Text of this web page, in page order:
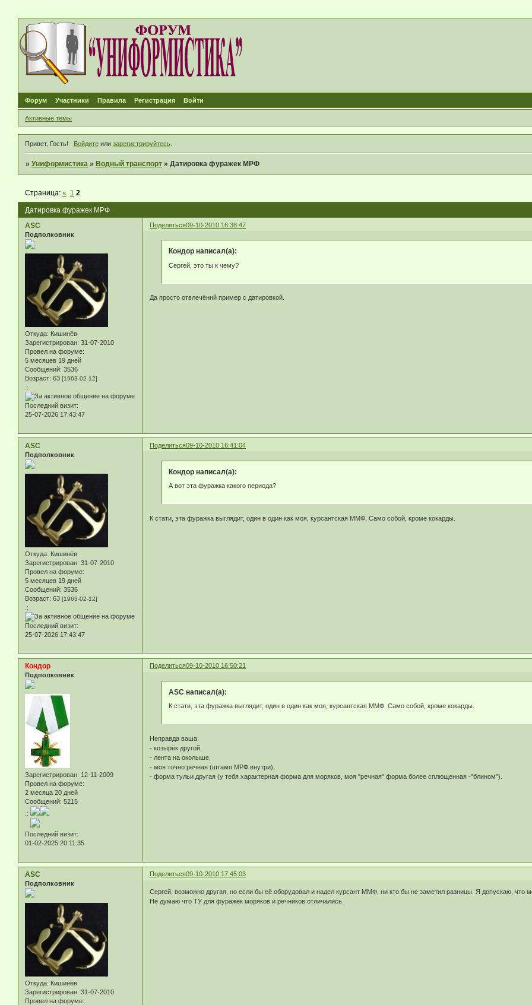
Форум Участники Правила Регистрация Войти
Активные темы
Привет, Гость! Войдитеили зарегистрируйтесь.
»Униформистика » Водный транспорт »Датировка фуражек МРФ
Датировка фуражек МРФ
Страница:« 1 2
Поделиться09-10-2010 16:38:47
ASC
Подполковник
Откуда: Кишинёв
Зарегистрирован: 31-07-2010
Провел на форуме:
5 месяцев 19 дней
Сообщений: 3536
Возраст: 63 [1963-02-12]
.:
Последний визит:
25-07-2026 17:43:47
Кондор написал(а):
Сергей, это ты к чему?
Да просто отвлечённй пример с датировкой.
Поделиться09-10-2010 16:41:04
ASC
Подполковник
Откуда: Кишинёв
Зарегистрирован: 31-07-2010
Провел на форуме:
5 месяцев 19 дней
Сообщений: 3536
Возраст: 63 [1963-02-12]
.:
Последний визит:
25-07-2026 17:43:47
Кондор написал(а):
А вот эта фуражка какого периода?
К стати, эта фуражка выглядит, один в один как моя, курсантская ММФ. Само собой, кроме кокарды.
Поделиться09-10-2010 16:50:21
Кондор
Подполковник
Зарегистрирован: 12-11-2009
Провел на форуме:
2 месяца 20 дней
Сообщений: 5215
.:
Последний визит:
01-02-2025 20:11:35
ASC написал(а):
К стати, эта фуражка выглядит, один в один как моя, курсантская ММФ. Само собой, кроме кокарды.
Неправда ваша:
- козырёк другой,
- лента на околыше,
- моя точно речная (штамп МРФ внутри),
- форма тульи другая (у тебя характерная форма для моряков, моя "речная" форма более сплющенная -"блином").
Поделиться09-10-2010 17:45:03
ASC
Подполковник
Откуда: Кишинёв
Зарегистрирован: 31-07-2010
Провел на форуме:
Сергей, возможно другая, но если бы её оборудовал и надел курсант ММФ, ни кто бы не заметил разницы. Я допускаю, что
Не думаю что ТУ для фуражек моряков и речников отличались.